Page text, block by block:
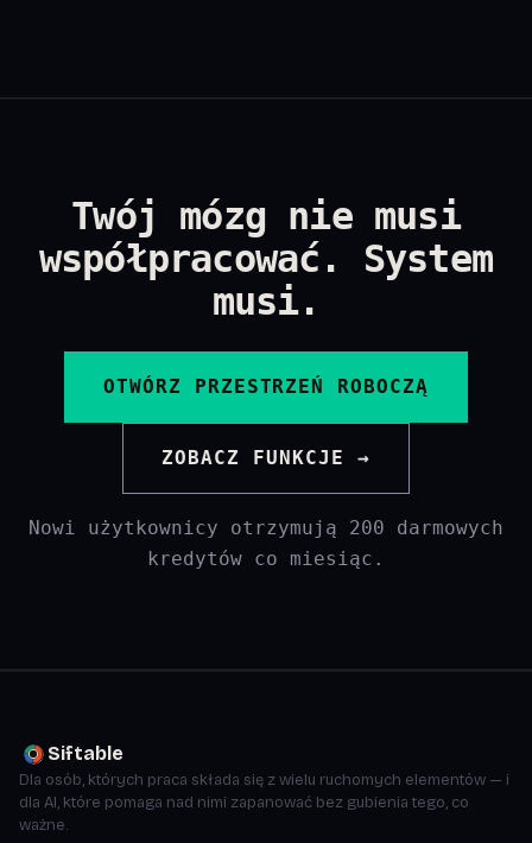
Twój mózg nie musi
współpracować. System
musi.
OTWÓRZ PRZESTRZEŃ ROBOCZĄ
ZOBACZ FUNKCJE →
Nowi użytkownicy otrzymują 200 darmowych
kredytów co miesiąc.
Siftable
Dla osób, których praca składa się z wielu ruchomych elementów — i
dla AI, które pomaga nad nimi zapanować bez gubienia tego, co
ważne.